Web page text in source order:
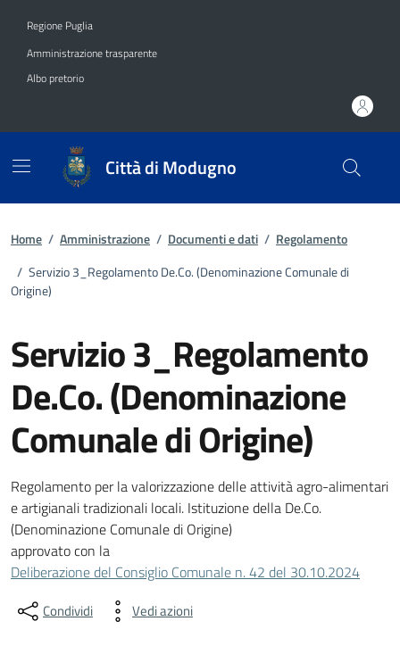
Regione Puglia
Amministrazione trasparente
Albo pretorio
Città di Modugno
Home / Amministrazione / Documenti e dati / Regolamento
/ Servizio 3_Regolamento De.Co. (Denominazione Comunale di
Origine)
Servizio 3_Regolamento
De.Co. (Denominazione
Comunale di Origine)
Dettagli del documento
Regolamento per la valorizzazione delle attività agro-alimentari
e artigianali tradizionali locali. Istituzione della De.Co.
(Denominazione Comunale di Origine)
approvato con la
Deliberazione del Consiglio Comunale n. 42 del 30.10.2024
Condividi Vedi azioni